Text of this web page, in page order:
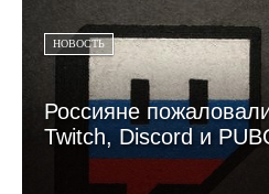
НОВОСТЬ
Россияне
Twitch, Discord и